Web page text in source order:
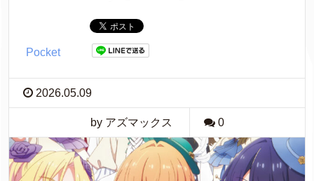
Pocket
2026.05.09
by アズマックス 0